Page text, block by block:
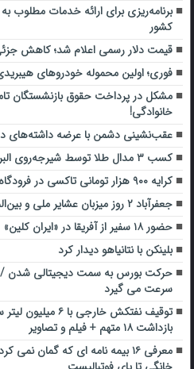
برنامه‌ریزی برای ارائه خدمات مطلوب به
کشور
قیمت دلار رسمی اعلام شد؛ کاهش جزئی
فوری؛ اولین محموله خودروهای
مشکل در پرداخت حقوق بازنشستگان
خانوادگی!
عقب‌نشینی دشمن با عرضه داشته‌های
کسب ۳ مدال طلا توسط شیرجه‌روی البرزی
کرایه ۹۰۰ هزار تومانی تاکسی در فرودگاه امام خمینی
جعفرآباد ۲ روز میزبان عشایر ملی و بین‌المللی
حضور ۱۸ سفیر از آفریقا در «ایران کلین»
بلینکن با نتانیاهو دیدار کرد
حرکت بورس به سمت دیجیتالی شدن /
سرعت می گیرد
توقیف نفتکش خارجی
بازداشت ۱۸ متهم + فیلم و تصاویر
معرفی ۱۶ بیمه نامه ای که گمان